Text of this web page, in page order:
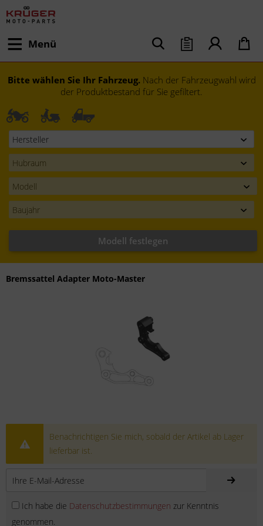
Menü
Bitte wählen Sie Ihr Fahrzeug. Nach der Fahrzeugwahl wird
der Produktbestand für Sie gefiltert.
Modell festlegen
Bremssattel Adapter Moto-Master
Benachrichtigen Sie mich, sobald der Artikel ab Lager
lieferbar ist.
Ich habe die Datenschutzbestimmungen zur Kenntnis
genommen.